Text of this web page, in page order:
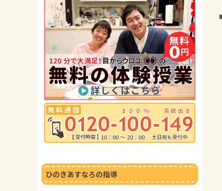
ひのきあすなろの指導